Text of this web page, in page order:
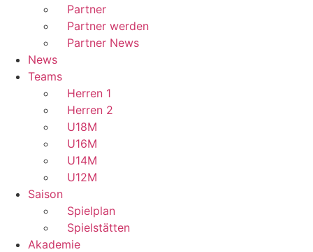
Partner
Partner werden
Partner News
News
Teams
Herren 1
Herren 2
U18M
U16M
U14M
U12M
Saison
Spielplan
Spielstätten
Akademie